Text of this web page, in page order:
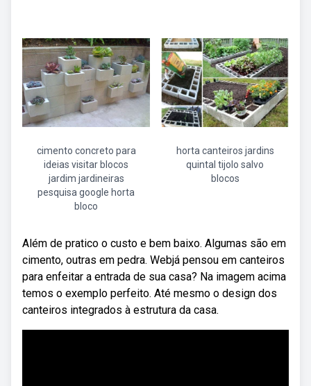
cimento concreto para
ideias visitar blocos
jardim jardineiras
pesquisa google horta
bloco
horta canteiros jardins
quintal tijolo salvo
blocos
Além de pratico o custo e bem baixo. Algumas são em
cimento, outras em pedra. Webjá pensou em canteiros
para enfeitar a entrada de sua casa? Na imagem acima
temos o exemplo perfeito. Até mesmo o design dos
canteiros integrados à estrutura da casa.